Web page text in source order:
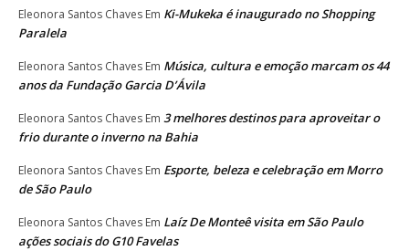
Eleonora Santos Chaves Em Ki-Mukeka é inaugurado no Shopping
Paralela
Eleonora Santos Chaves Em Música, cultura e emoção marcam os 44
anos da Fundação Garcia D’Ávila
Eleonora Santos Chaves Em 3 melhores destinos para aproveitar o
frio durante o inverno na Bahia
Eleonora Santos Chaves Em Esporte, beleza e celebração em Morro
de São Paulo
Eleonora Santos Chaves Em Laíz De Monteê visita em São Paulo
ações sociais do G10 Favelas